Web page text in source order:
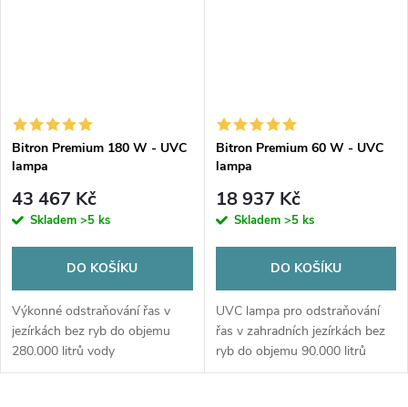
Bitron Premium 180 W - UVC
lampa
43 467 Kč
Skladem >5 ks
DO KOŠÍKU
Výkonné odstraňování řas v
jezírkách bez ryb do objemu
280.000 litrů vody
Bitron Premium 60 W - UVC
lampa
18 937 Kč
Skladem >5 ks
DO KOŠÍKU
UVC lampa pro odstraňování
řas v zahradních jezírkách bez
ryb do objemu 90.000 litrů
vody